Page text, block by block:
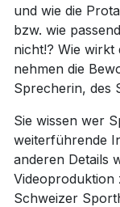
und wie die
bzw. wie
nicht!? Wie wirkt
nehmen die
Sprecherin, des
Sie wissen wer
weiterführende
anderen Details
Videoproduktion
Schweizer